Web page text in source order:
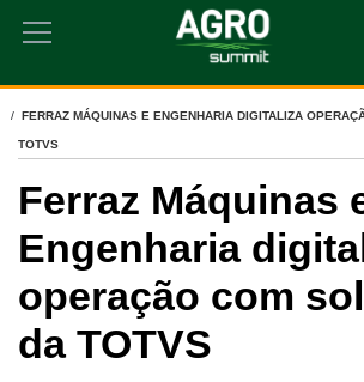
HOME
FERRAZ MÁQUINAS E ENGENHARIA DIGITALIZA
TOTVS
Ferraz Máquinas
Engenharia
operação com
da TOTVS